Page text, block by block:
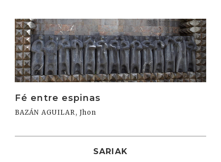
Fé entre espinas
BAZÁN AGUILAR, Jhon
Irakurri
SARIAK